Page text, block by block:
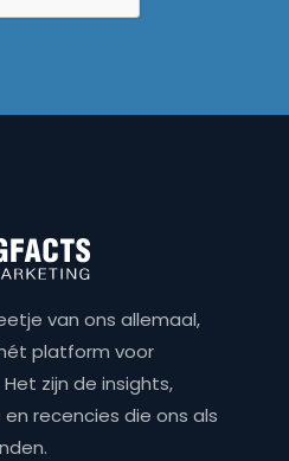
van ons allemaal,
platform voor
zijn de insights,
recencies die ons als